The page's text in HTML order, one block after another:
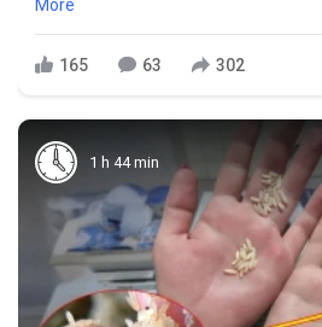
More
165 63 302
1 h 44 min